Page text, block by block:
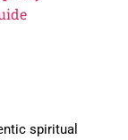
spiritual